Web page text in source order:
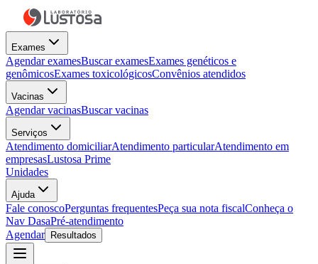
Exames
Agendar examesBuscar examesExames genéticos e
genômicosExames toxicológicosConvênios atendidos
Vacinas
Agendar vacinasBuscar vacinas
Serviços
Atendimento domiciliarAtendimento particularAtendimento em
empresasLustosa Prime
Unidades
Ajuda
Fale conoscoPerguntas frequentesPeça sua nota fiscalConheça o
Nav DasaPré-atendimento
Agendar
Resultados